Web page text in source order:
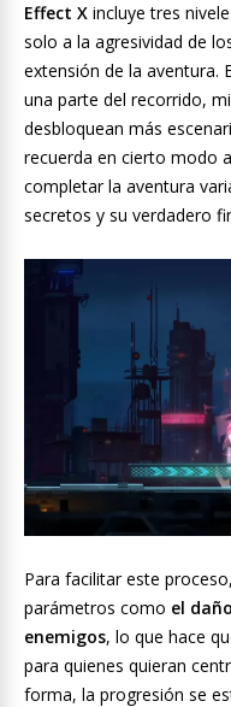
Effect X incluye tres
solo a la agresividad de
extensión de la aventura.
una parte del recorrido,
desbloquean más
recuerda en cierto modo a
completar la aventura
secretos y su verdadero
Para facilitar este
parámetros como el
enemigos, lo que hace
para quienes quieran
forma, la progresión se